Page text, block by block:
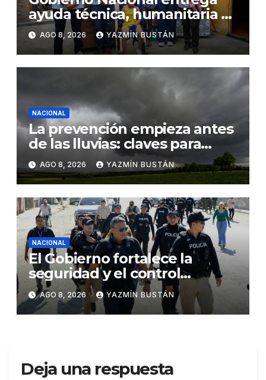
ayuda técnica, humanitaria y
Bono Joaquín Gallegos Lara a
familia en situación de
vulnerabilidad
AGO 8, 2026 YAZMÍN BUSTÁN
NACIONAL
La prevención empieza antes
de las lluvias: claves para
proteger los cultivos frente a
El Niño
AGO 8, 2026 YAZMÍN BUSTÁN
NACIONAL
El Gobierno fortalece la
seguridad y el control
territorial en General Villamil
Playas
AGO 8, 2026 YAZMÍN BUSTÁN
Deja una respuesta